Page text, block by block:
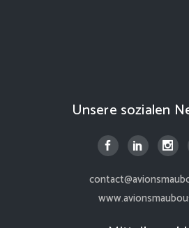
Unsere sozialen